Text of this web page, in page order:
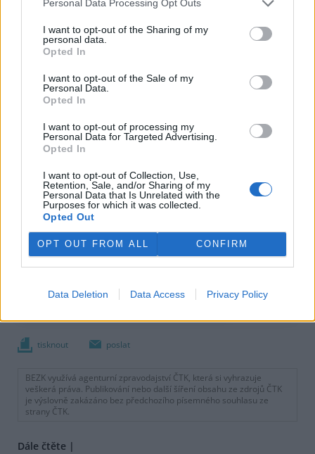
Personal Data Processing Opt Outs
I want to opt-out of the Sharing of my
personal data.
Opted In
I want to opt-out of the Sale of my
Personal Data.
Opted In
I want to opt-out of processing my
Personal Data for Targeted Advertising.
Opted In
I want to opt-out of Collection, Use,
Retention, Sale, and/or Sharing of my
Personal Data that Is Unrelated with the
Purposes for which it was collected.
Opted Out
OPT OUT FROM ALL CONFIRM
Data Deletion Data Access Privacy Policy
reklama
tisknout poslat
BEZK využívá agenturní zpravodajství ČTK, která si vyhrazuje
veškerá práva. Publikování nebo další šíření obsahu ze zdrojů ČTK
je výslovně zakázáno bez předchozího písemného souhlasu ze
strany ČTK.
Dále čtěte |